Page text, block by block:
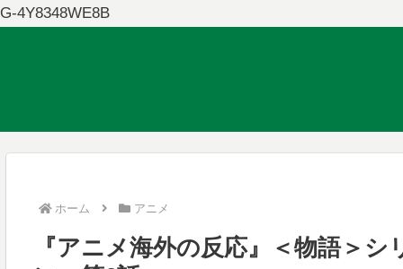
G-4Y8348WE8B
ホーム アニメ
『アニメ海外の反応』＜物語＞